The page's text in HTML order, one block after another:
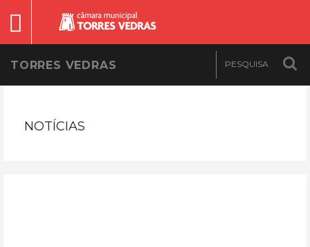
TORRES VEDRAS
NOTÍCIAS